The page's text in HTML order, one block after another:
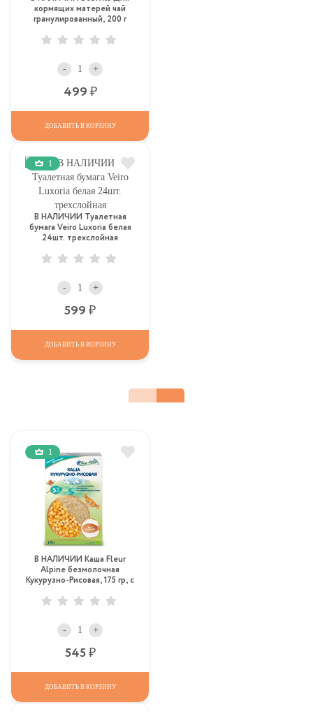
кормящих матерей чай
гранулированный, 200 г
- +
499
ДОБАВИТЬ В КОРЗИНУ
1
В НАЛИЧИИ Туалетная
бумага Veiro Luxoria белая
24шт. трехслойная
- +
599
ДОБАВИТЬ В КОРЗИНУ
1
В НАЛИЧИИ Каша Fleur
Alpine безмолочная
Кукурузно-Рисовая, 175 гр, с
- +
545
ДОБАВИТЬ В КОРЗИНУ